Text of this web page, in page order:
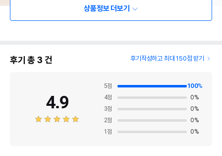
상품정보 더보기
후기 총 3 건 후기작성하고 최대 150점 받기
4.9
5점 100%
4점 0%
3점 0%
2점 0%
1 점 0%